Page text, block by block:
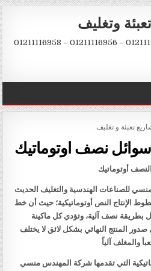
وتغليف
تعبئة و تغليف
سوائل نصف اوتوماتيك
أوتوماتيك
للصناعات الهندسية والتغليف الحديث
الإنتاج النص أوتوماتيكية؛ حيث أن خط
بطريقة نصف آلية، وتؤدي كل ماكينة
المنتج النهائي بشكل لائق لا يختلف
والمغلف آلياً
التي تقدمها شركة المهندس منسي